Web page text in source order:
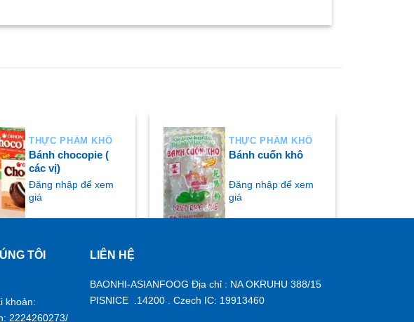
THỰC PHẨM KHÔ
Bánh chocopie (
các vị)
Đăng nhập để xem
giá
THỰC PHẨM KHÔ
Bánh cuốn khô
Đăng nhập để xem
giá
TÔI
khoản:
2224260273/
LIÊN HỆ
BAONHI-ASIANFOOG Địa chỉ : NA OKRUHU 388/15
PISNICE .14200 . Czech IC: 19913460